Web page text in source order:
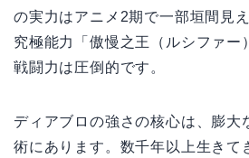
の実力はアニメ2期で一部垣間見
究極能力「傲慢之王（ルシファー
戦闘力は圧倒的です。
ディアブロの強さの核心は、膨大
術にあります。数千年以上生きて